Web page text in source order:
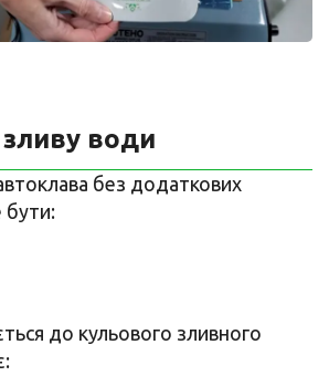
води
без додаткових
бути:
до кульового зливного